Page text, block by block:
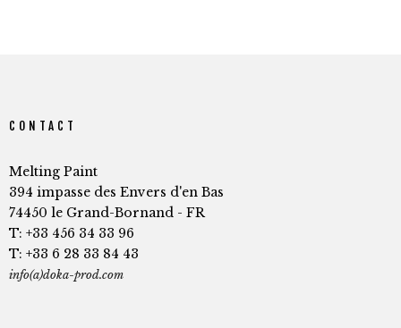
CONTACT
Melting Paint
394 impasse des Envers d'en Bas
74450 le Grand-Bornand - FR
T: +33 456 34 33 96
T: +33 6 28 33 84 43
info(a)doka-prod.com